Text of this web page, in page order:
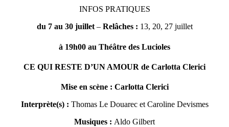
INFOS PRATIQUES
du 7 au 30 juillet– Relâches : 13, 20, 27 juillet
à 19h00 au Théâtre des Lucioles
CE QUI RESTE D’UN AMOUR de Carlotta Clerici
Mise en scène : Carlotta Clerici
Interprète(s) : Thomas Le Douarec et Caroline Devismes
Musiques : Aldo Gilbert